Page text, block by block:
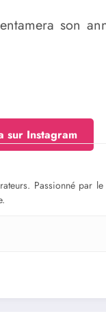
son
sur Instagram
Passionné par